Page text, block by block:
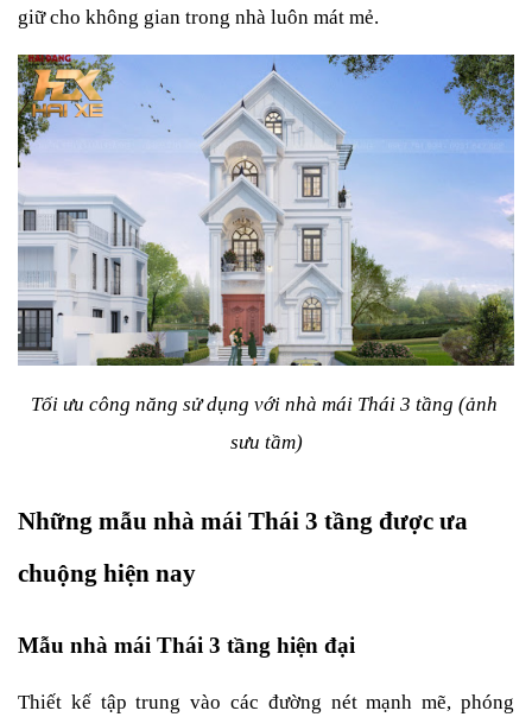
giữ cho không gian trong nhà luôn mát mẻ.
Tối ưu công năng sử dụng với nhà mái Thái 3 tầng (ảnh
sưu tầm)
Những mẫu nhà mái Thái 3 tầng được ưa
chuộng hiện nay
Mẫu nhà mái Thái 3 tầng hiện đại
Thiết kế tập trung vào các đường nét mạnh mẽ, phóng